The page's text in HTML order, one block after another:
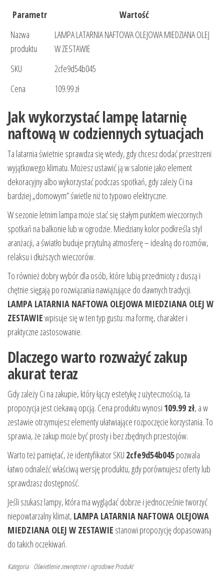
Parametr
Wartość
Nazwa
produktu
LAMPA LATARNIA NAFTOWA OLEJOWA MIEDZIANA OLEJ
W ZESTAWIE
SKU
2cfe9d54b045
Cena
109.99 zł
Jak wykorzystać lampę latarnię
naftową w codziennych sytuacjach
Ta latarnia świetnie sprawdza się wtedy, gdy chcesz dodać przestrzeni
wyjątkowego klimatu. Możesz ustawić ją w salonie jako element
dekoracyjny albo wykorzystać podczas spotkań, gdy zależy Ci na
bardziej „domowym” świetle niż to typowo elektryczne.
W sezonie letnim lampa może stać się stałym punktem wieczornych
spotkań na balkonie lub w ogrodzie. Miedziany kolor podkreśla styl
aranżacji, a światło buduje przytulną atmosferę – idealną do rozmów,
relaksu i dłuższych wieczorów.
To również dobry wybór dla osób, które lubią przedmioty z duszą i
chętnie sięgają po rozwiązania nawiązujące do dawnych tradycji.
LAMPA LATARNIA NAFTOWA OLEJOWA MIEDZIANA OLEJ W
ZESTAWIEwpisuje się w ten typ gustu: ma formę, charakter i
praktyczne zastosowanie.
Dlaczego warto rozważyć zakup
akurat teraz
Gdy zależy Ci na zakupie, który łączy estetykę z użytecznością, ta
propozycja jest ciekawą opcją. Cena produktu wynosi 109.99 zł, a w
zestawie otrzymujesz elementy ułatwiające rozpoczęcie korzystania. To
sprawia, że zakup może być prosty i bez zbędnych przestojów.
Warto też pamiętać, że identyfikator SKU 2cfe9d54b045pozwala
łatwo odnaleźć właściwą wersję produktu, gdy porównujesz oferty lub
sprawdzasz dostępność.
Jeśli szukasz lampy, która ma wyglądać dobrze i jednocześnie tworzyć
niepowtarzalny klimat, LAMPA LATARNIA NAFTOWA OLEJOWA
MIEDZIANA OLEJ W ZESTAWIE stanowi propozycję dopasowaną
do takich oczekiwań.
Kategoria Oświetlenie zewnętrzne i ogrodowe Produkt